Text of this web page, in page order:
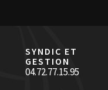
SYNDIC ET
GESTION
04.72.77.15.95